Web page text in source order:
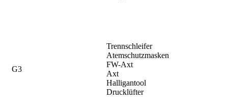
G3
Trennschleifer
Atemschutzmasken
FW-Axt
Axt
Halligantool
Drucklüfter